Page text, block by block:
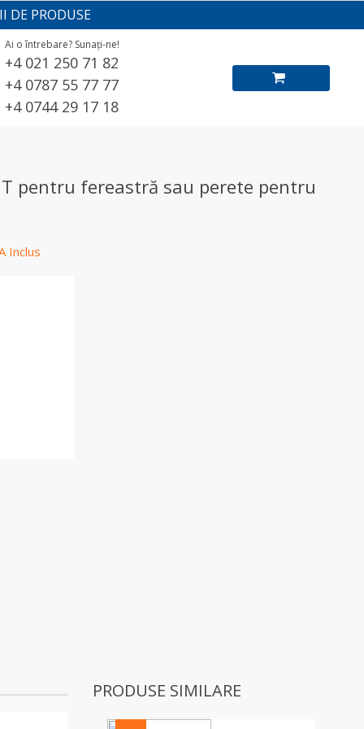
DE PRODUSE
Ai o întrebare? Sunați-ne!
+4 021 250 71 82
+4 0787 55 77 77
+4 0744 29 17 18
pentru fereastră sau perete pentru
Inclus
PRODUSE SIMILARE